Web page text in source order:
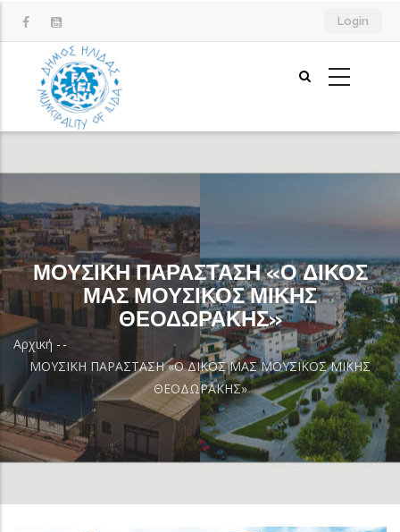
προς
περιεχόμενο
Login
ΜΟΥΣΙΚΗ ΠΑΡΑΣΤΑΣΗ «Ο ΔΙΚΟΣ
ΜΑΣ ΜΟΥΣΙΚΟΣ ΜΙΚΗΣ
ΘΕΟΔΩΡΑΚΗΣ»
Breadcrumb
Αρχική - -
ΜΟΥΣΙΚΗ ΠΑΡΑΣΤΑΣΗ «Ο ΔΙΚΟΣ ΜΑΣ ΜΟΥΣΙΚΟΣ ΜΙΚΗΣ
ΘΕΟΔΩΡΑΚΗΣ»